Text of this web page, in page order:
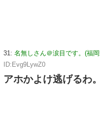
31: 名無しさん＠涙目です。(福
ID:Evg9LywZ0
アホかよけ逃げるわ。